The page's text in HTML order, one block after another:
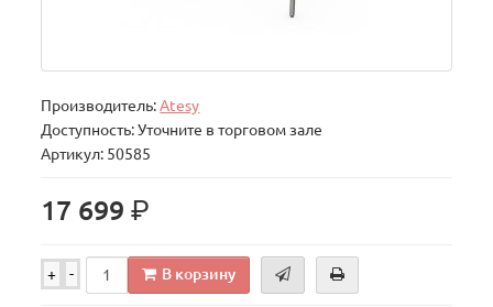
Производитель:Atesy
Доступность: Уточните в торговом зале
Артикул: 50585
17 699р.
+ - В корзину